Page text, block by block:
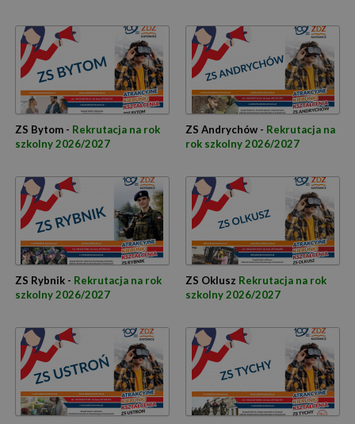
ZS Bytom - Rekrutacja na rok
szkolny 2026/2027
ZS Andrychów - Rekrutacja na
rok szkolny 2026/2027
ZS Rybnik - Rekrutacja na rok
szkolny 2026/2027
ZS Oklusz Rekrutacja na rok
szkolny 2026/2027